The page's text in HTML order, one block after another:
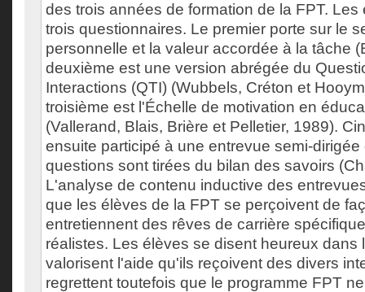
des trois années de formation de la FPT.
trois questionnaires. Le premier porte sur le
personnelle et la valeur accordée à la tâche
deuxième est une version abrégée du
Interactions (QTI) (Wubbels, Créton et
troisième est l'Échelle de motivation en
(Vallerand, Blais, Brière et Pelletier, 1989).
ensuite participé à une entrevue semi-
questions sont tirées du bilan des savoirs
L'analyse de contenu inductive des
que les élèves de la FPT se perçoivent de
entretiennent des rêves de carrière
réalistes. Les élèves se disent heureux dans
valorisent l'aide qu'ils reçoivent des divers
regrettent toutefois que le programme FPT